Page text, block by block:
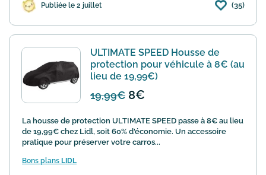
Publiée le 2 juillet (35)
ULTIMATE SPEED Housse de
protection pour véhicule à 8€ (au
lieu de 19,99€)
19,99€ 8€
La housse de protection ULTIMATE SPEED passe à 8€ au lieu
de 19,99€ chez Lidl, soit 60% d'économie. Un accessoire
pratique pour préserver votre carros...
Bons plans LIDL